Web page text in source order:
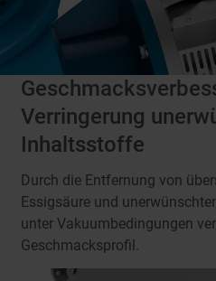
Verringerung
Inhaltsstoffe
Durch die Entfernung von
Essigsäure und
unter Vakuumbedingungen
Geschmacksprofil.